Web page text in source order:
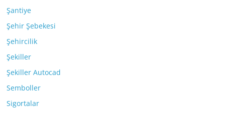
Şantiye
Şehir Şebekesi
Şehircilik
Şekiller
Şekiller Autocad
Semboller
Sigortalar